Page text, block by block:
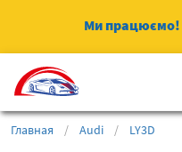
Ми працюємо!
Главная / Audi / LY3D